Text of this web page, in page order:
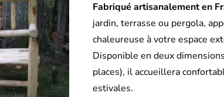
Fabriqué artisanalement en
jardin, terrasse ou pergola,
chaleureuse à votre espace
Disponible en deux
places), il accueillera
estivales.